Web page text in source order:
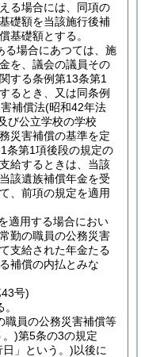
る場合には、同項の
礎額を当該施行後補
基礎額とする。
る場合にあつては、施
を、議会の議員その
する条例第13条第1
るとき、又は同条例
補償法(昭和42年法
び公立学校の学校
災害補償の基準を定
条第1項後段の規定の
給するときは、当該
該遺族補償年金を受
、前項の規定を適用
適用する場合におい
勤の職員の公務災害
支給された年金たる
補償の内払とみな
号)
職員の公務災害補償等
。)第5条の3の規定
」という。)以後に